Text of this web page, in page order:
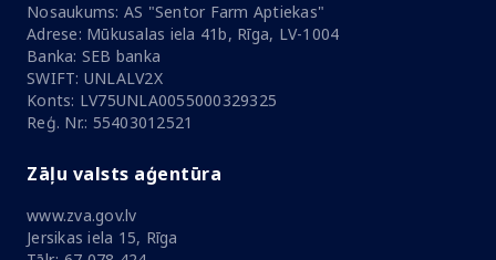
Nosaukums: AS "Sentor Farm Aptiekas"
Adrese: Mūkusalas iela 41b, Rīga, LV-1004
Banka: SEB banka
SWIFT: UNLALV2X
Konts: LV75UNLA0055000329325
Reģ. Nr.: 55403012521
Zāļu valsts aģentūra
www.zva.gov.lv
Jersikas iela 15, Rīga